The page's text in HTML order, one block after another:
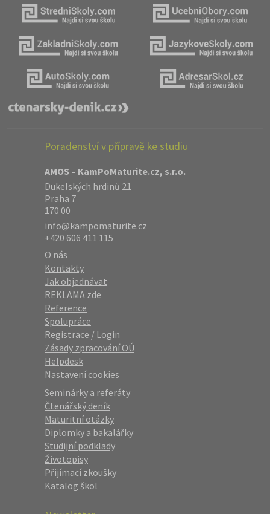
Poradenství v přípravě ke studiu
AMOS – KamPoMaturite.cz, s.r.o.
Dukelských hrdinů 21
Praha 7
170 00
info@kampomaturite.cz
+420 606 411 115
O nás
Kontakty
Jak objednávat
REKLAMA zde
Reference
Spolupráce
Registrace / Login
Zásady zpracování OÚ
Helpdesk
Nastavení cookies
Seminárky a referáty
Čtenářský deník
Maturitní otázky
Diplomky a bakalářky
Studijní podklady
Životopisy
Přijímací zkoušky
Katalog škol